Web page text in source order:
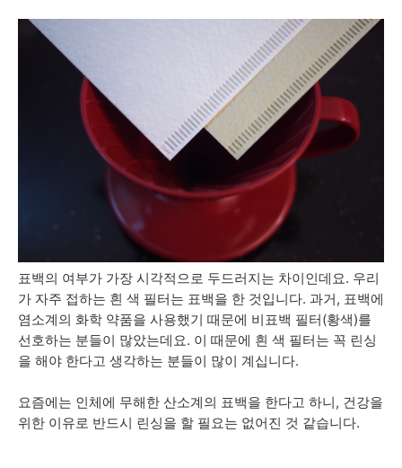
표백의 여부가 가장 시각적으로 두드러지는 차이인데요. 우리
가 자주 접하는 흰 색 필터는 표백을 한 것입니다. 과거, 표백에
염소계의 화학 약품을 사용했기 때문에 비표백 필터(황색)를
선호하는 분들이 많았는데요. 이 때문에 흰 색 필터는 꼭 린싱
을 해야 한다고 생각하는 분들이 많이 계십니다.
요즘에는 인체에 무해한 산소계의 표백을 한다고 하니, 건강을
위한 이유로 반드시 린싱을 할 필요는 없어진 것 같습니다.